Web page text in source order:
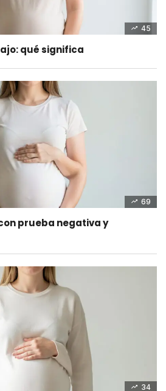
45
qué significa
69
prueba negativa y
34